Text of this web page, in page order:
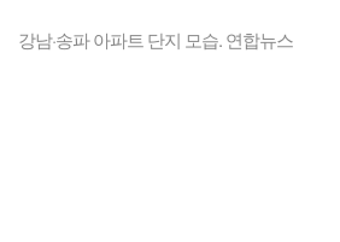
강남·송파 아파트 단지 모습. 연합뉴스